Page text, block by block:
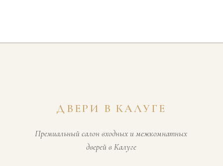
ДВЕРИ В КАЛУГЕ
Премиальный салон входных и межкомнатных
дверей в Калуге